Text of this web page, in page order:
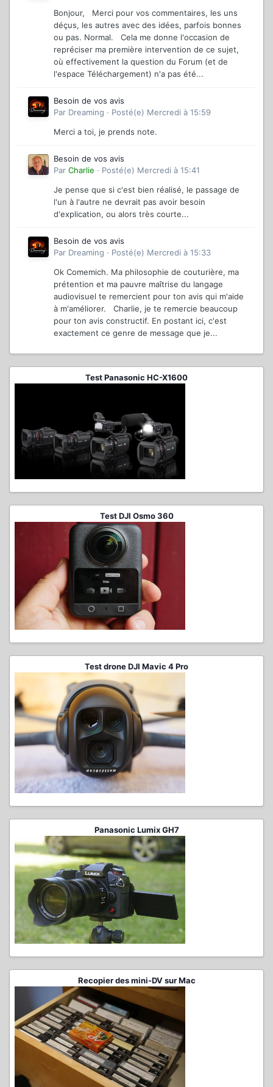
Bonjour, Merci pour vos commentaires, les uns
déçus, les autres avec des idées, parfois bonnes
ou pas. Normal. Cela me donne l'occasion de
repréciser ma première intervention de ce sujet,
où effectivement la question du Forum (et de
l'espace Téléchargement) n'a pas été...
Besoin de vos avis
Par Dreaming · Posté(e) Mercredi à 15:59
Merci a toi, je prends note.
Besoin de vos avis
Par Charlie · Posté(e) Mercredi à 15:41
Je pense que si c'est bien réalisé, le passage de
l'un à l'autre ne devrait pas avoir besoin
d'explication, ou alors très courte...
Besoin de vos avis
Par Dreaming · Posté(e) Mercredi à 15:33
Ok Comemich. Ma philosophie de couturière, ma
prétention et ma pauvre maîtrise du langage
audiovisuel te remercient pour ton avis qui m'aide
à m'améliorer. Charlie, je te remercie beaucoup
pour ton avis constructif. En postant ici, c'est
exactement ce genre de message que je...
Test Panasonic HC-X1600
Test DJI Osmo 360
Test drone DJI Mavic 4 Pro
Panasonic Lumix GH7
Recopier des mini-DV sur Mac